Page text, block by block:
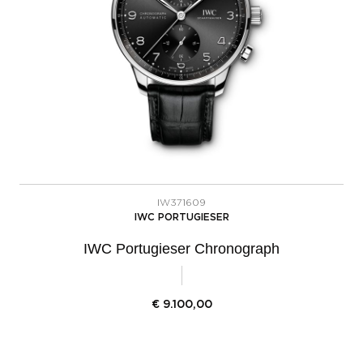
IW371609
IWC PORTUGIESER
IWC Portugieser Chronograph
€ 9.100,00